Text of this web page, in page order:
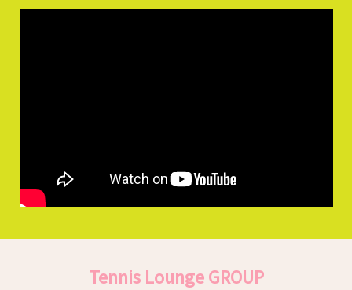
Tennis Lounge GROUP